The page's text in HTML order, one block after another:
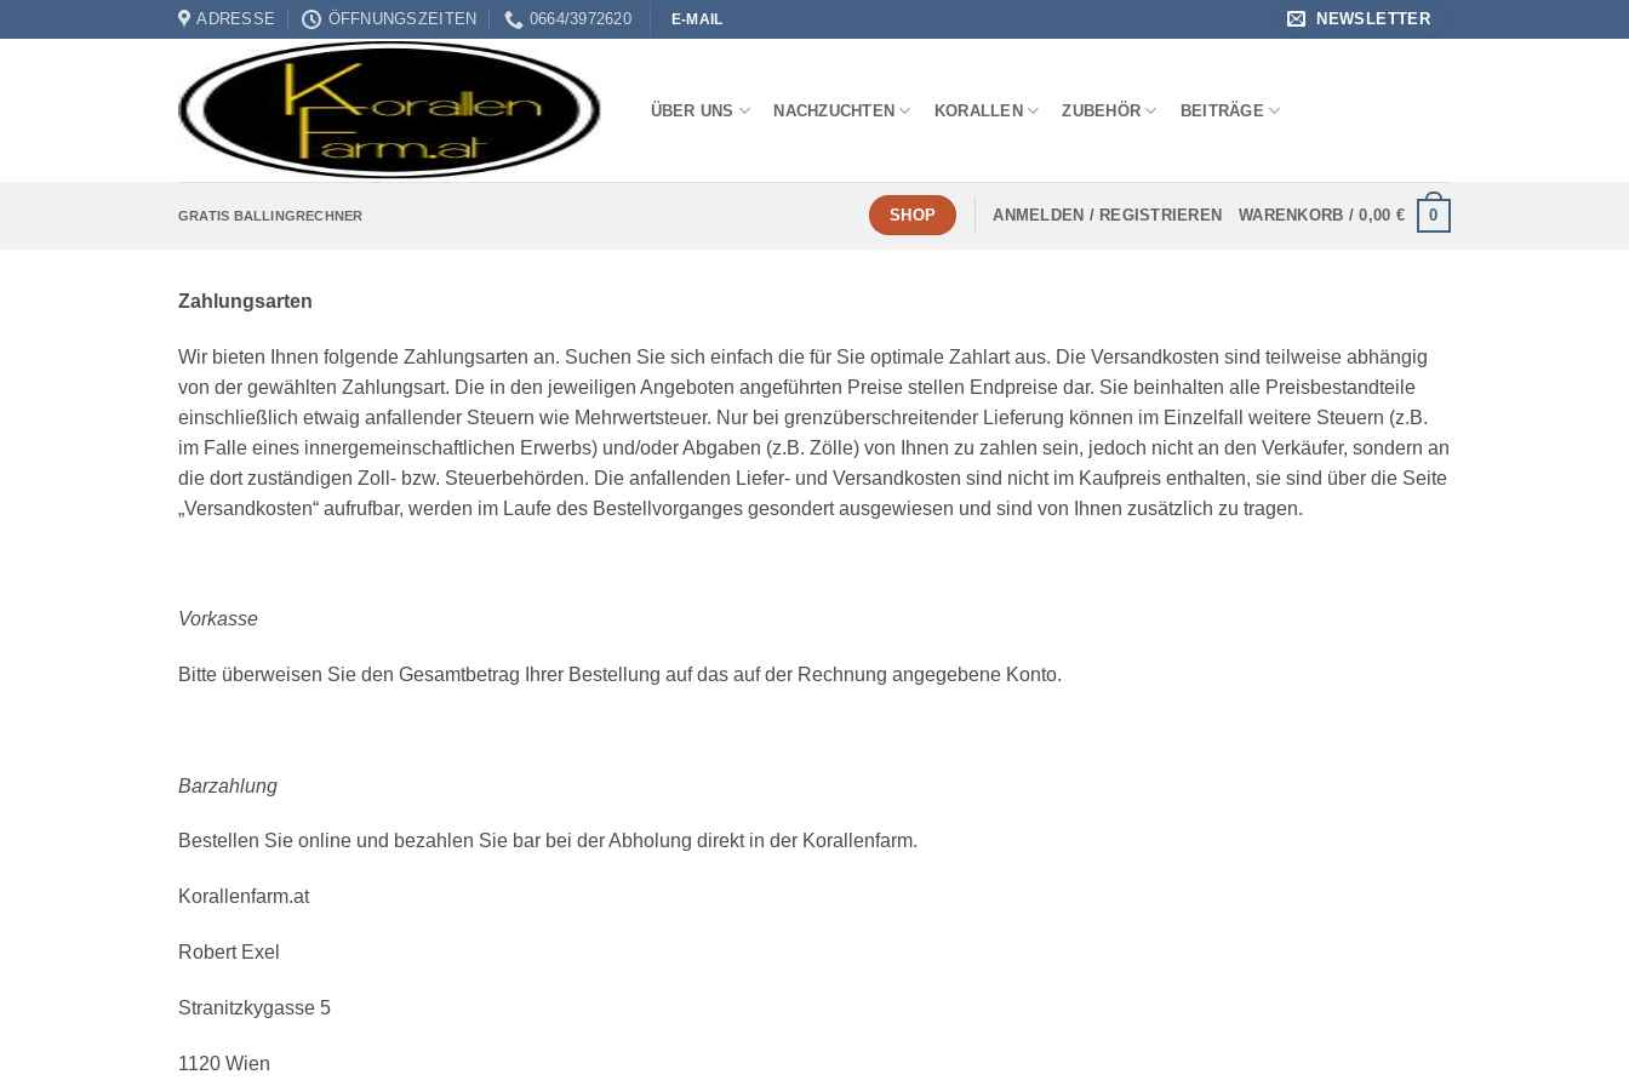
Inhalt
ADRESSE ÖFFNUNGSZEITEN 0664/3972620 E-MAIL NEWSLETTER
ÜBER UNS NACHZUCHTEN KORALLEN ZUBEHÖR BEITRÄGE
GRATIS BALLINGRECHNER SHOP ANMELDEN / REGISTRIEREN WARENKORB /0,00 € 0
Zahlungsarten
Wir bieten Ihnen folgende Zahlungsarten an. Suchen Sie sich einfach die für Sie optimale Zahlart aus. Die Versandkosten sind teilweise abhängig
von der gewählten Zahlungsart. Die in den jeweiligen Angeboten angeführten Preise stellen Endpreise dar. Sie beinhalten alle Preisbestandteile
einschließlich etwaig anfallender Steuern wie Mehrwertsteuer. Nur bei grenzüberschreitender Lieferung können im Einzelfall weitere Steuern (z.B.
im Falle eines innergemeinschaftlichen Erwerbs) und/oder Abgaben (z.B. Zölle) von Ihnen zu zahlen sein, jedoch nicht an den Verkäufer, sondern an
die dort zuständigen Zoll- bzw. Steuerbehörden. Die anfallenden Liefer- und Versandkosten sind nicht im Kaufpreis enthalten, sie sind über die Seite
„Versandkosten“ aufrufbar, werden im Laufe des Bestellvorganges gesondert ausgewiesen und sind von Ihnen zusätzlich zu tragen.
Vorkasse
Bitte überweisen Sie den Gesamtbetrag Ihrer Bestellung auf das auf der Rechnung angegebene Konto.
Barzahlung
Bestellen Sie online und bezahlen Sie bar bei der Abholung direkt in der Korallenfarm.
Korallenfarm.at
Robert Exel
Stranitzkygasse 5
1120 Wien